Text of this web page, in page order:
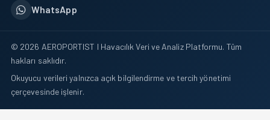
WhatsApp
© 2026 AEROPORTIST I Havacılık Veri ve Analiz Platformu. Tüm
hakları saklıdır.
Okuyucu verileri yalnızca açık bilgilendirme ve tercih yönetimi
çerçevesinde işlenir.